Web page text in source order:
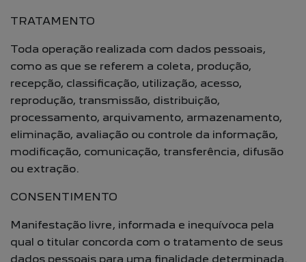
TRATAMENTO
Toda operação realizada com dados pessoais,
como as que se referem a coleta, produção,
recepção, classificação, utilização, acesso,
reprodução, transmissão, distribuição,
processamento, arquivamento, armazenamento,
eliminação, avaliação ou controle da informação,
modificação, comunicação, transferência, difusão
ou extração.
CONSENTIMENTO
Manifestação livre, informada e inequívoca pela
qual o titular concorda com o tratamento de seus
dados pessoais para uma finalidade determinada.